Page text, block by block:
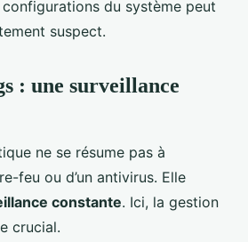
du système peut
suspect.
: une surveillance
ne se résume pas à
feu ou d’un antivirus. Elle
constante. Ici, la gestion
crucial.